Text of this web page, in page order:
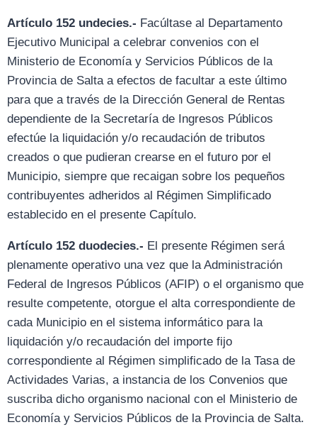
Artículo 152 undecies.- Facúltase al Departamento
Ejecutivo Municipal a celebrar convenios con el
Ministerio de Economía y Servicios Públicos de la
Provincia de Salta a efectos de facultar a este último
para que a través de la Dirección General de Rentas
dependiente de la Secretaría de Ingresos Públicos
efectúe la liquidación y/o recaudación de tributos
creados o que pudieran crearse en el futuro por el
Municipio, siempre que recaigan sobre los pequeños
contribuyentes adheridos al Régimen Simplificado
establecido en el presente Capítulo.
Artículo 152 duodecies.- El presente Régimen será
plenamente operativo una vez que la Administración
Federal de Ingresos Públicos (AFIP) o el organismo que
resulte competente, otorgue el alta correspondiente de
cada Municipio en el sistema informático para la
liquidación y/o recaudación del importe fijo
correspondiente al Régimen simplificado de la Tasa de
Actividades Varias, a instancia de los Convenios que
suscriba dicho organismo nacional con el Ministerio de
Economía y Servicios Públicos de la Provincia de Salta.